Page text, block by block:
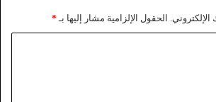
الحقول الإلزامية مشار إليها بـ *